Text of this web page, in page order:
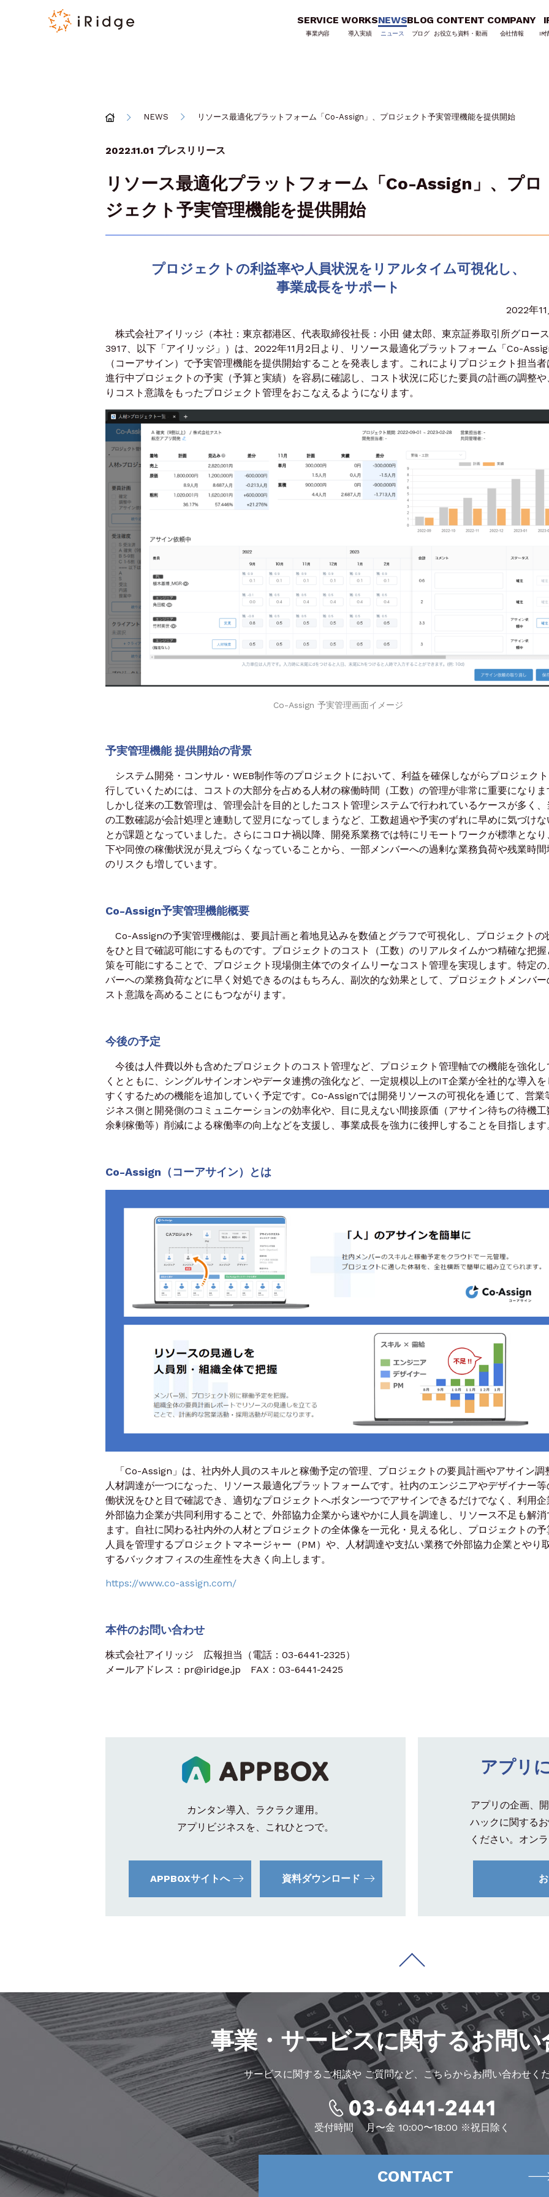
SERVICE
事業内容
WORKS
導入実績
NEWS
ニュース
BLOG
ブログ
CONTENT
お役立ち資料・動画
COMPANY
会社情報 IR
NEWS リソース最適化プラットフォーム「Co-Assign」、プロジェクト予実管理機能を提供開始
2022.11.01 プレスリリース
リソース最適化プラットフォーム「Co-Assign」、プロ
ジェクト予実管理機能を提供開始
プロジェクトの利益率や人員状況をリアルタイム可視化し、
事業成長をサポート
2022年
株式会社アイリッジ（本社：東京都港区、代表取締役社長：小田 健太郎、東京証券取引所グロー
3917、以下「アイリッジ」）は、2022年11月2日より、リソース最適化プラットフォーム「Co-
（コーアサイン）で予実管理機能を提供開始することを発表します。これによりプロジェクト担当者
進行中プロジェクトの予実（予算と実績）を容易に確認し、コスト状況に応じた要員の計画の調整や
りコスト意識をもったプロジェクト管理をおこなえるようになります。
Co-Assign 予実管理画面イメージ
予実管理機能 提供開始の背景
システム開発・コンサル・WEB制作等のプロジェクトにおいて、利益を確保しながらプロジェク
行していくためには、コストの大部分を占める人材の稼働時間（工数）の管理が非常に重要になりま
しかし従来の工数管理は、管理会計を目的としたコスト管理システムで行われているケースが多く、
の工数確認が会計処理と連動して翌月になってしまうなど、工数超過や予実のずれに早めに気づけな
とが課題となっていました。さらにコロナ禍以降、開発系業務では特にリモートワークが標準となり
下や同僚の稼働状況が見えづらくなっていることから、一部メンバーへの過剰な業務負荷や残業時間
のリスクも増しています。
Co-Assign予実管理機能概要
Co-Assignの予実管理機能は、要員計画と着地見込みを数値とグラフで可視化し、プロジェクトの
をひと目で確認可能にするものです。プロジェクトのコスト（工数）のリアルタイムかつ精確な把握
策を可能にすることで、プロジェクト現場側主体でのタイムリーなコスト管理を実現します。特定の
バーへの業務負荷などに早く対処できるのはもちろん、副次的な効果として、プロジェクトメンバー
スト意識を高めることにもつながります。
今後の予定
今後は人件費以外も含めたプロジェクトのコスト管理など、プロジェクト管理軸での機能を強化し
くとともに、シングルサインオンやデータ連携の強化など、一定規模以上のIT企業が全社的な導入を
すくするための機能を追加していく予定です。Co-Assignでは開発リソースの可視化を通じて、営業
ジネス側と開発側のコミュニケーションの効率化や、目に見えない間接原価（アサイン待ちの待機工
余剰稼働等）削減による稼働率の向上などを支援し、事業成長を強力に後押しすることを目指します
Co-Assign（コーアサイン）とは
「Co-Assign」は、社内外人員のスキルと稼働予定の管理、プロジェクトの要員計画やアサイン調
人材調達が一つになった、リソース最適化プラットフォームです。社内のエンジニアやデザイナー等
働状況をひと目で確認でき、適切なプロジェクトへボタン一つでアサインできるだけでなく、利用企
外部協力企業が共同利用することで、外部協力企業から速やかに人員を調達し、リソース不足も解消
ます。自社に関わる社内外の人材とプロジェクトの全体像を一元化・見える化し、プロジェクトの予
人員を管理するプロジェクトマネージャー（PM）や、人材調達や支払い業務で外部協力企業とやり
するバックオフィスの生産性を大きく向上します。
https://www.co-assign.com/
本件のお問い合わせ
株式会社アイリッジ 広報担当（電話：03-6441-2325）
メールアドレス：pr@iridge.jp FAX：03-6441-2425
カンタン導入、ラクラク運用。
アプリビジネスを、これひとつで。
APPBOXサイトへ 資料ダウンロード
アプリ
アプリの企画、
ハックに関する
ください。オン
事業・サービスに関するお問い
サービスに関するご相談やご質問など、こちらからお問い合わせく
受付時間 月〜金 10:00〜18:00 ※祝日除く
CONTACT